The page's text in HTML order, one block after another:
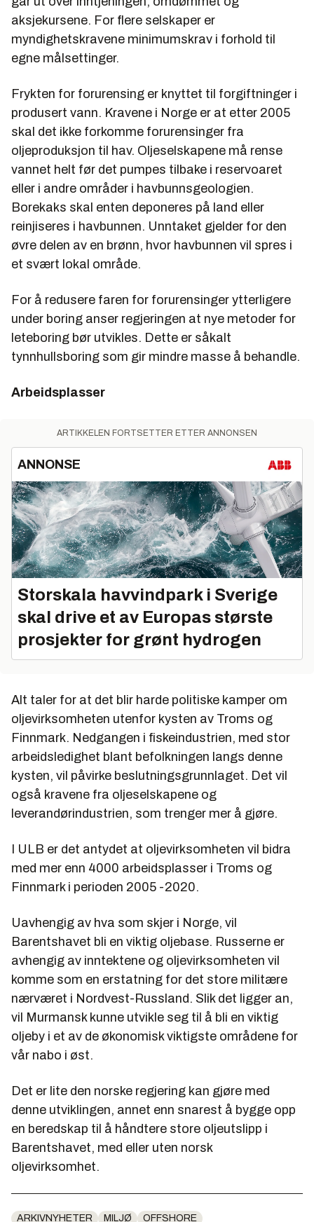
aksjekursene. For flere selskaper er
myndighetskravene minimumskrav i forhold til
egne målsettinger.
Frykten for forurensing er knyttet til forgiftninger i
produsert vann. Kravene i Norge er at etter 2005
skal det ikke forkomme forurensinger fra
oljeproduksjon til hav. Oljeselskapene må rense
vannet helt før det pumpes tilbake i reservoaret
eller i andre områder i havbunnsgeologien.
Borekaks skal enten deponeres på land eller
reinjiseres i havbunnen. Unntaket gjelder for den
øvre delen av en brønn, hvor havbunnen vil spres i
et svært lokal område.
For å redusere faren for forurensinger ytterligere
under boring anser regjeringen at nye metoder for
leteboring bør utvikles. Dette er såkalt
tynnhullsboring som gir mindre masse å behandle.
Arbeidsplasser
ARTIKKELEN FORTSETTER ETTER ANNONSEN
ANNONSE
Storskala havvindpark i Sverige
skal drive et av Europas største
prosjekter for grønt hydrogen
Alt taler for at det blir harde politiske kamper om
oljevirksomheten utenfor kysten av Troms og
Finnmark. Nedgangen i fiskeindustrien, med stor
arbeidsledighet blant befolkningen langs denne
kysten, vil påvirke beslutningsgrunnlaget. Det vil
også kravene fra oljeselskapene og
leverandørindustrien, som trenger mer å gjøre.
I ULB er det antydet at oljevirksomheten vil bidra
med mer enn 4000 arbeidsplasser i Troms og
Finnmark i perioden 2005 -2020.
Uavhengig av hva som skjer i Norge, vil
Barentshavet bli en viktig oljebase. Russerne er
avhengig av inntektene og oljevirksomheten vil
komme som en erstatning for det store militære
nærværet i Nordvest-Russland. Slik det ligger an,
vil Murmansk kunne utvikle seg til å bli en viktig
oljeby i et av de økonomisk viktigste områdene for
vår nabo i øst.
Det er lite den norske regjering kan gjøre med
denne utviklingen, annet enn snarest å bygge opp
en beredskap til å håndtere store oljeutslipp i
Barentshavet, med eller uten norsk
oljevirksomhet.
ARKIVNYHETER MILJØ OFFSHORE